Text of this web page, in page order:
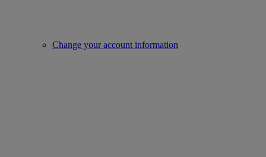
Change your account information